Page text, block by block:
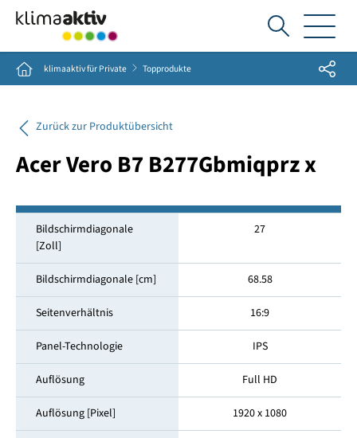
Ich
suche...
Home klimaaktiv für Private Topprodukte Share
Zurück zur Produktübersicht
Acer Vero B7 B277Gbmiqprz x
Bildschirmdiagonale
[Zoll]
27
Bildschirmdiagonale [cm] 68.58
Seitenverhältnis 16:9
Panel-Technologie IPS
Auflösung Full HD
Auflösung [Pixel] 1920 x 1080